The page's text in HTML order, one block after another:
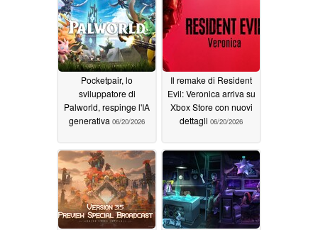
Pocketpair, lo
sviluppatore di
Palworld, respinge l'IA
generativa 06/20/2026
Il remake di Resident
Evil: Veronica arriva su
Xbox Store con nuovi
dettagli 06/20/2026